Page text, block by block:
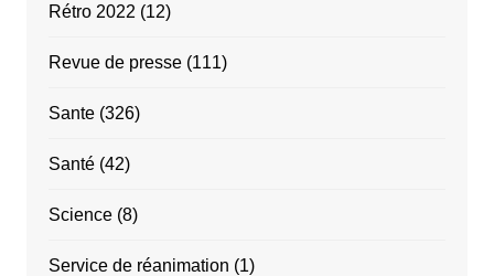
Rétro 2022 (12)
Revue de presse(111)
Sante(326)
Santé(42)
Science(8)
Service de réanimation (1)